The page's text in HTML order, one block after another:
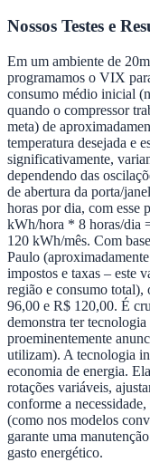
Nossos Testes e
Em um ambiente de
programamos o VIX
consumo médio inicial
quando o compressor
meta) de
temperatura desejada e
significativamente,
dependendo das
de abertura da porta/
horas por dia, com esse
kWh/hora * 8 horas/dia
120 kWh/mês. Com
Paulo
impostos e taxas – este
região e consumo total),
96,00 e R$ 120,00. É
demonstra ter
proeminentemente
utilizam). A tecnologia
economia de energia.
rotações variáveis,
conforme a
(como nos modelos
garante uma
gasto energético.